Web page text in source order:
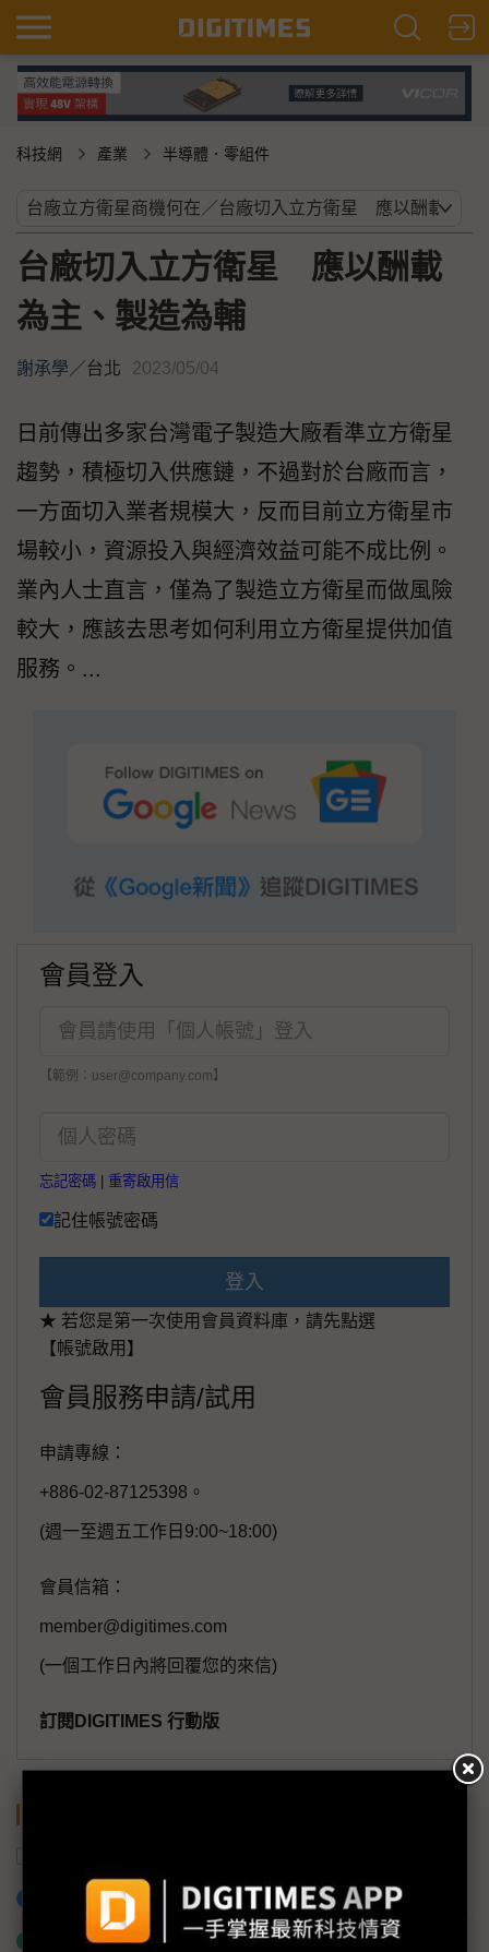
科技網 產業 半導體．零組件
台廠切入立方衛星 應以酬載
為主、製造為輔
謝承學／台北 2023/05/04
日前傳出多家台灣電子製造大廠看準立方衛星
趨勢，積極切入供應鏈，不過對於台廠而言，
一方面切入業者規模大，反而目前立方衛星市
場較小，資源投入與經濟效益可能不成比例。
業內人士直言，僅為了製造立方衛星而做風險
較大，應該去思考如何利用立方衛星提供加值
服務。...
會員登入
【範例：user@company.com】
忘記密碼 重寄啟用信
記住帳號密碼
登入
★ 若您是第一次使用會員資料庫，請先點選
【帳號啟用】
會員服務申請/試用
申請專線：
+886-02-87125398。
(週一至週五工作日9:00~18:00)
會員信箱：
member@digitimes.com
(一個工作日內將回覆您的來信)
訂閱DIGITIMES 行動版
加入已選取到「關鍵字追蹤」
什麼是「關鍵字追蹤」